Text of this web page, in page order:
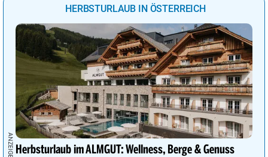
HERBSTURLAUB IN ÖSTERREICH
Herbsturlaub im ALMGUT: Wellness, Berge & Genuss